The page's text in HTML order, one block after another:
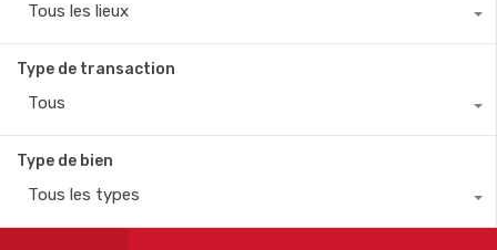
Tous les lieux
Type de transaction
Tous
Type de bien
Tous les types